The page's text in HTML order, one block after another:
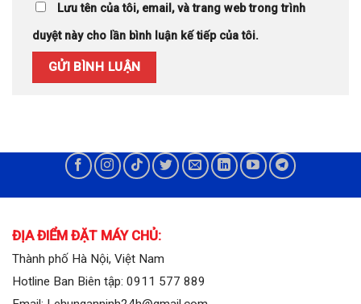
Lưu tên của tôi, email, và trang web trong trình
duyệt này cho lần bình luận kế tiếp của tôi.
ĐỊA ĐIỂM ĐẶT MÁY CHỦ:
Thành phố Hà Nội, Việt Nam
Hotline Ban Biên tập: 0911 577 889